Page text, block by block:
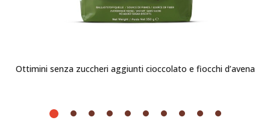
Ottimini senza zuccheri aggiunti cioccolato e fiocchi d’avena